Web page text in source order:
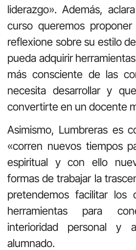
liderazgo». Además,
curso queremos
reflexione sobre su estilo
pueda adquirir
más consciente de las
necesita desarrollar y
convertirte en un docente
Asimismo, Lumbreras es
«corren nuevos tiempos
espiritual y con ello
formas de trabajar la
pretendemos facilitar los
herramientas para
interioridad personal y
alumnado.